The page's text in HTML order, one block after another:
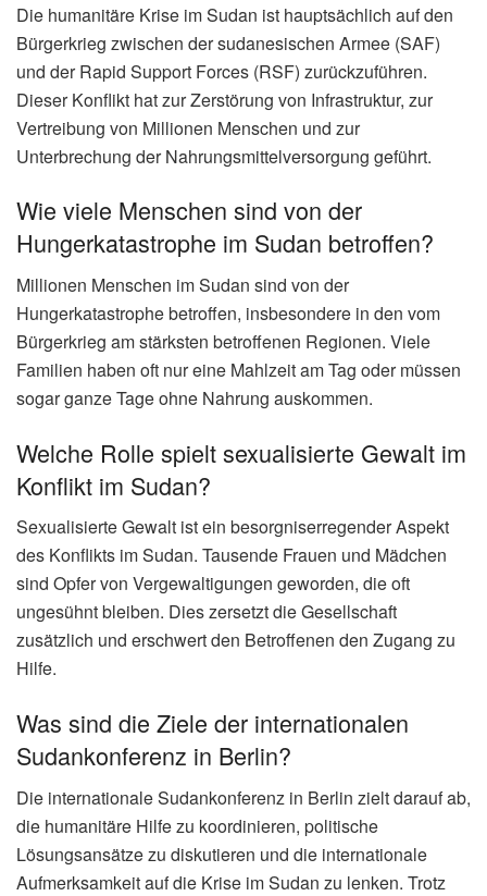
Die humanitäre Krise im Sudan ist hauptsächlich auf den
Bürgerkrieg zwischen der sudanesischen Armee (SAF)
und der Rapid Support Forces (RSF) zurückzuführen.
Dieser Konflikt hat zur Zerstörung von Infrastruktur, zur
Vertreibung von Millionen Menschen und zur
Unterbrechung der Nahrungsmittelversorgung geführt.
Wie viele Menschen sind von der
Hungerkatastrophe im Sudan betroffen?
Millionen Menschen im Sudan sind von der
Hungerkatastrophe betroffen, insbesondere in den vom
Bürgerkrieg am stärksten betroffenen Regionen. Viele
Familien haben oft nur eine Mahlzeit am Tag oder müssen
sogar ganze Tage ohne Nahrung auskommen.
Welche Rolle spielt sexualisierte Gewalt im
Konflikt im Sudan?
Sexualisierte Gewalt ist ein besorgniserregender Aspekt
des Konflikts im Sudan. Tausende Frauen und Mädchen
sind Opfer von Vergewaltigungen geworden, die oft
ungesühnt bleiben. Dies zersetzt die Gesellschaft
zusätzlich und erschwert den Betroffenen den Zugang zu
Hilfe.
Was sind die Ziele der internationalen
Sudankonferenz in Berlin?
Die internationale Sudankonferenz in Berlin zielt darauf ab,
die humanitäre Hilfe zu koordinieren, politische
Lösungsansätze zu diskutieren und die internationale
Aufmerksamkeit auf die Krise im Sudan zu lenken. Trotz